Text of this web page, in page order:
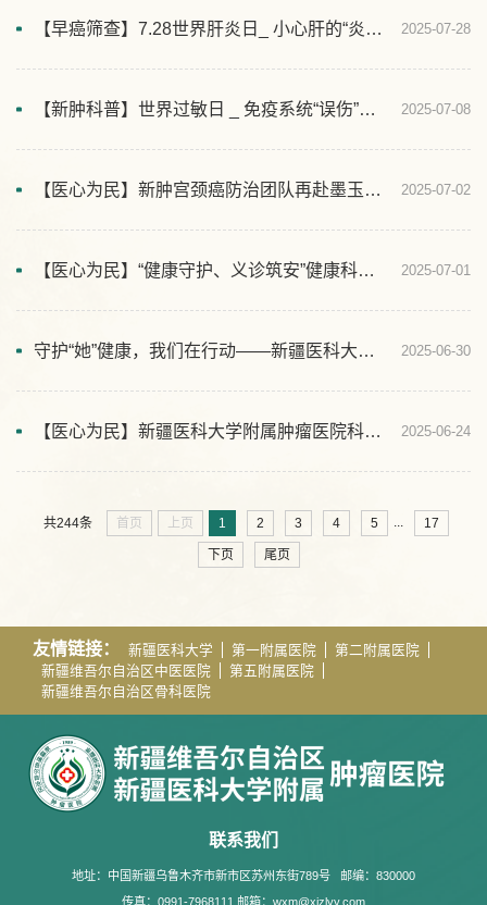
【早癌筛查】7.28世界肝炎日_ 小心肝的“炎”重警告 2025-07-28
【新肿科普】世界过敏日 _ 免疫系统“误伤”实录：过敏那些事儿 2025-07-08
【医心为民】新肿宫颈癌防治团队再赴墨玉点燃希望之光 2025-07-02
【医心为民】“健康守护、义诊筑安”健康科普活动走进企业 2025-07-01
守护“她”健康，我们在行动——新疆医科大学附属肿瘤医院妇科中心宫体肿瘤病区和田县宫颈癌防治科普获热烈反响 2025-06-30
【医心为民】新疆医科大学附属肿瘤医院科普义诊活动走进甘泉堡经济开发区 2025-06-24
共244条 首页 上页 1 2 3 4 5 ... 17
下页 尾页
友情链接： 新疆医科大学 第一附属医院
第二附属医院
新疆维吾尔自治区中医医院
第五附属医院
新疆维吾尔自治区骨科医院
联系我们
地址：中国新疆乌鲁木齐市新市区苏州东街789号 邮编：830000
传真：0991-7968111 邮箱：wxm@xjzlyy.com